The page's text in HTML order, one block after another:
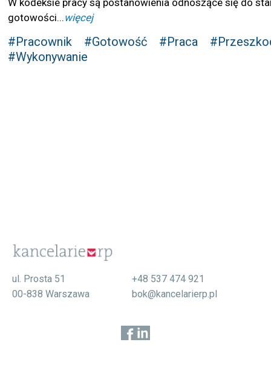
W kodeksie pracy są postanowienia odnoszące się do
gotowości...więcej
#Pracownik #Gotowość #Praca
#Wykonywanie
ul. Prosta 51
00-838 Warszawa
+48 537 474 921
bok@kancelarierp.pl